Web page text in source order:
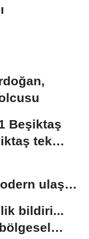
Beşiktaş
tek
ulaşım
bildiri...